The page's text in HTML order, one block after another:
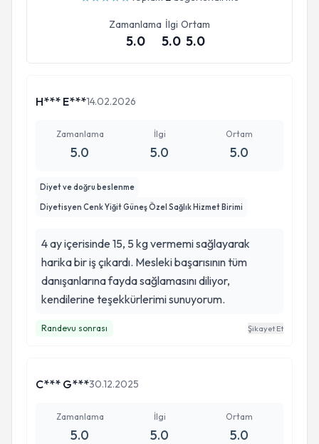
Zamanlama
5.0
İlgi
5.0
Ortam
5.0
H*** E***14.02.2026
Zamanlama
5.0
İlgi
5.0
Ortam
5.0
Diyet ve doğru beslenme
Diyetisyen Cenk Yiğit Güneş Özel Sağlık Hizmet Birimi
4 ay içerisinde 15, 5 kg vermemi sağlayarak
harika bir iş çıkardı. Mesleki başarısının tüm
danışanlarına fayda sağlamasını diliyor,
kendilerine teşekkürlerimi sunuyorum.
Randevu sonrası Şikayet Et
C*** G***30.12.2025
Zamanlama
5.0
İlgi
5.0
Ortam
5.0